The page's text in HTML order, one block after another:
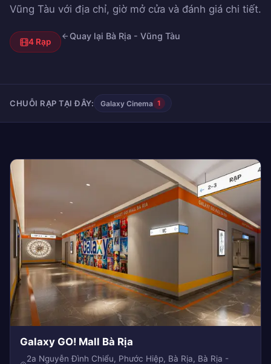
Vũng Tàu với địa chỉ, giờ mở cửa và đánh giá chi tiết.
4 Rạp
Quay lại Bà Rịa - Vũng Tàu
CHUỖI RẠP TẠI ĐÂY: Galaxy Cinema 1
Galaxy GO! Mall Bà Rịa
2a Nguyễn Đình Chiểu, Phước Hiệp, Bà Rịa, Bà Rịa -